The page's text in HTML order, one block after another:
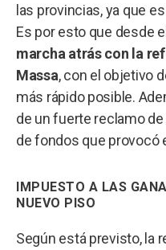
las provincias, ya que
Es por esto que desde el
marcha atrás con la
Massa, con el objetivo
más rápido posible.
de un fuerte reclamo
de fondos que provocó
IMPUESTO A LAS
NUEVO PISO
Según está previsto, la